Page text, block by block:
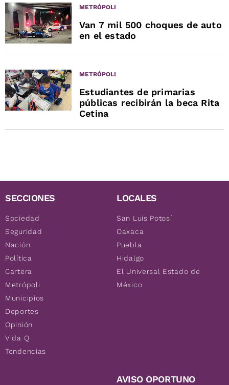
METRÓPOLI
Van 7 mil 500 choques de auto
en el estado
METRÓPOLI
Estudiantes de primarias
públicas recibirán la beca Rita
Cetina
SECCIONES
Sociedad
Seguridad
Nación
Política
Cartera
Metrópoli
Municipios
Deportes
Opinión
Vida Q
Tendencias
LOCALES
San Luis Potosí
Oaxaca
Puebla
Hidalgo
El Universal Estado de
México
AVISO OPORTUNO